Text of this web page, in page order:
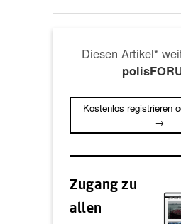
Diesen Artikel*
Kostenlos registrieren
→
Zugang zu
allen